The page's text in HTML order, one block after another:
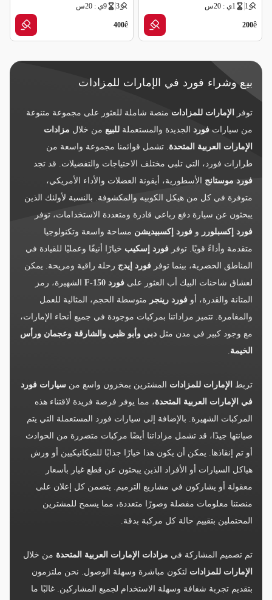
1 1ي : 20س
ê
200
3 9ي : 20س
ê
400
بيع وشراء فورد في الإمارات للمزادات
توفر الإمارات للمزادات منصة شاملة للعثور على مجموعة متنوعة
من سيارات فورد الجديدة والمستعملة للبيع من خلال مزادات
الإمارات العربية المتحدة. تشمل قوائمنا مجموعة واسعة من
طرازات فورد، التي تلبي مختلف الاحتياجات والتفضيلات. قد تجد
فورد موستانج الأسطورية، أيقونة العضلات والأداء الأمريكي،
متوفرة في كل من هيكل الكوبيه والمكشوفة. بالنسبة لأولئك الذين
يبحثون عن سيارة دفع رباعي قادرة ومتعددة الاستخدامات، توفر
فورد إكسبلورر و فورد إكسبيديشن مساحة واسعة وتكنولوجيا
متقدمة وأداءً قويًا. توفر فورد إسكيب خيارًا أنيقًا وعمليًا للقيادة في
المناطق الحضرية، بينما توفر فورد إيدج رحلة راقية ومريحة. يمكن
لعشاق شاحنات البيك أب العثور على فورد F-150
الشهيرة، رمز
المتانة والقدرة، أو فورد رينجر متوسطة الحجم، المثالية للعمل
والمغامرة. تتميز مزاداتنا بمركبات موجودة في جميع أنحاء الإمارات،
مع وجود كبير في مدن مثل دبي وأبو ظبي والشارقة وعجمان ورأس
الخيمة.
تربط الإمارات للمزادات المشترين بمخزون واسع من سيارات فورد
في الإمارات العربية المتحدة، مما يوفر فرصة فريدة لاقتناء هذه
المركبات الشهيرة. بالإضافة إلى سيارات فورد المستعملة التي يتم
صيانتها جيدًا، قد تشمل مزاداتنا أيضًا مركبات متضررة من الحوادث
أو تم إنقاذها. يمكن أن يكون هذا خيارًا جذابًا للميكانيكيين أو ورش
هياكل السيارات أو الأفراد الذين يبحثون عن قطع غيار بأسعار
معقولة أو يشاركون في مشاريع الترميم. يتضمن كل إعلان على
منصتنا معلومات مفصلة وصورًا متعددة، مما يسمح للمشترين
المحتملين بتقييم حالة كل مركبة بدقة.
تم تصميم المشاركة في مزادات الإمارات العربية المتحدة من خلال
الإمارات للمزادات لتكون مباشرة وسهلة الوصول. نحن ملتزمون
بتقديم تجربة شفافة وسهلة الاستخدام لجميع المشاركين. غالبًا ما